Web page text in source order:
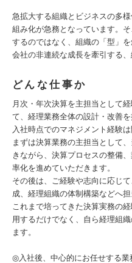
急拡大する組織とビジネスの多
組み化が急務となっています。
するのではなく、組織の「型」
会社の非連続な成長を牽引する
どんな仕事か
月次・年次決算を主担当として
て、経理業務全体の設計・改善
入社時点でのマネジメント経験は
まずは決算業務の主担当として
きながら、決算プロセスの整備
率化を進めていただきます。
その後は、ご経験や志向に応じ
成、経理組織の体制構築などへ
これまで培ってきた決算実務の
用するだけでなく、自ら経理組
ます。
◎入社後、中心的にお任せする業